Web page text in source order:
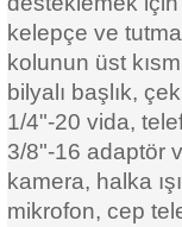
kelepçe ve
kolunun üst
bilyalı başlık,
1/4"-20 vida,
3/8"-16 adaptör
kamera, halka
mikrofon, cep